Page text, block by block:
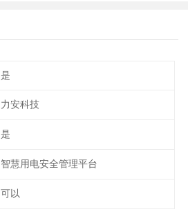
是
力安科技
是
智慧用电安全管理平台
可以